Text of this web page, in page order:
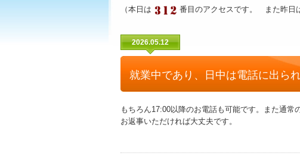
（本日は 番目のアクセスです。 また昨日
2026.05.12
就業中であり、日中は電話に出ら
もちろん17:00以降のお電話も可能です。また通
お返事いただければ大丈夫です。